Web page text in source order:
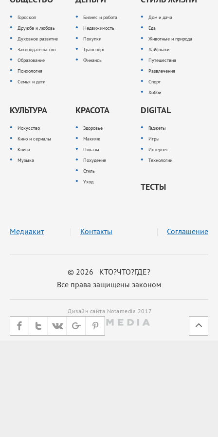
Гороскоп
Дружба и любовь
Духовное развитие
Законодательство
Образование
Психология
Семья и дети
Бизнес и работа
Недвижимость
Покупки
Транспорт
Финансы
Дом и дача
Еда
Животные и природа
Лайфхаки
Путешествия
Развлечения
Спорт
Хобби
КУЛЬТУРА
Искусство
Кино и сериалы
Книги
Музыка
КРАСОТА
Здоровье
Макияж
Показы
Похудение
Стиль
Уход
DIGITAL
Гаджеты
Игры
Интернет
Технологии
ТЕСТЫ
© 2026 КТО?ЧТО?ГДЕ?
Все права защищены законом
Медиакит Контакты Соглашение
Дизайн сайта Notamedia 2017